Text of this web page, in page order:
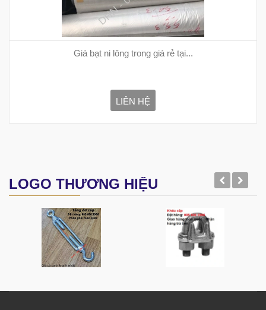
Giá bạt ni lông trong giá rẻ tại...
LIÊN HỆ
LOGO THƯƠNG HIỆU